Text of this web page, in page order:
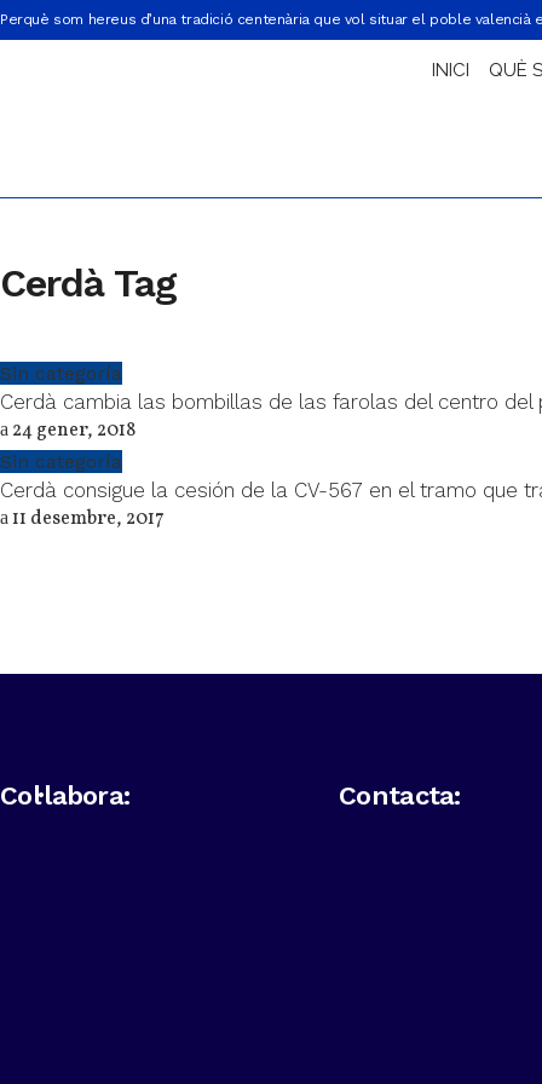
Perquè som hereus d’una tradició centenària que vol situar el poble valencià
INICI QUÈ
Cerdà Tag
Sin categoría
Cerdà cambia las bombillas de las farolas del centro del
24 gener, 2018
Sin categoría
Cerdà consigue la cesión de la CV-567 en el tramo que
11 desembre, 2017
Col·labora: Contacta: